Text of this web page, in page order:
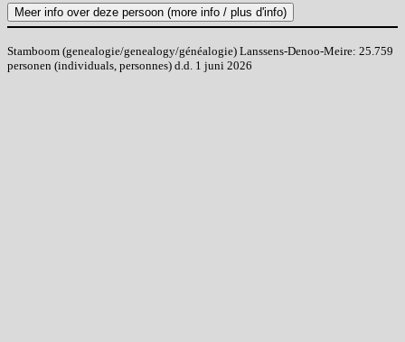
Stamboom (genealogie/genealogy/généalogie) Lanssens-Denoo-Meire: 25.759
personen (individuals, personnes) d.d. 1 juni 2026